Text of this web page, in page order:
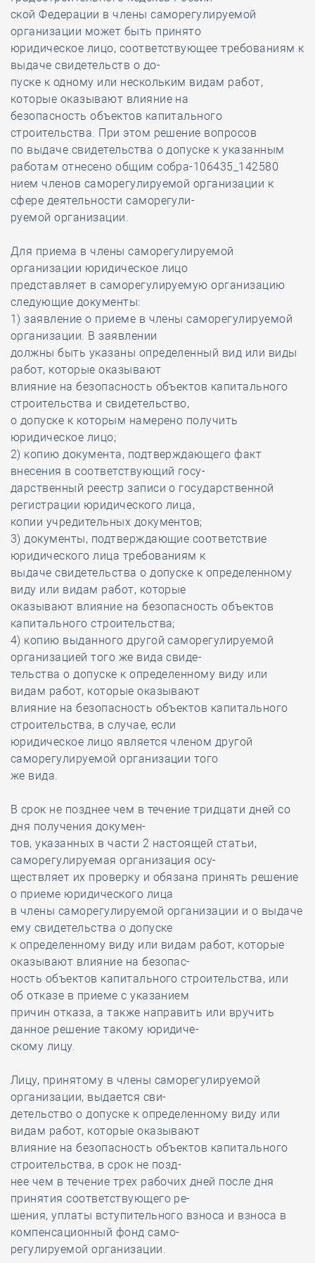
ской Федерации в члены саморегулируемой
организации может быть принято
юридическое лицо, соответствующее требованиям к
выдаче свидетельств о до-
пуске к одному или нескольким видам работ,
которые оказывают влияние на
безопасность объектов капитального
строительства. При этом решение вопросов
по выдаче свидетельства о допуске к указанным
работам отнесено общим собра-106435_142580
нием членов саморегулируемой организации к
сфере деятельности саморегули-
руемой организации.
Для приема в члены саморегулируемой
организации юридическое лицо
представляет в саморегулируемую организацию
следующие документы:
1) заявление о приеме в члены саморегулируемой
организации. В заявлении
должны быть указаны определенный вид или виды
работ, которые оказывают
влияние на безопасность объектов капитального
строительства и свидетельство,
о допуске к которым намерено получить
юридическое лицо;
2) копию документа, подтверждающего факт
внесения в соответствующий госу-
дарственный реестр записи о государственной
регистрации юридического лица,
копии учредительных документов;
3) документы, подтверждающие соответствие
юридического лица требованиям к
выдаче свидетельства о допуске к определенному
виду или видам работ, которые
оказывают влияние на безопасность объектов
капитального строительства;
4) копию выданного другой саморегулируемой
организацией того же вида свиде-
тельства о допуске к определенному виду или
видам работ, которые оказывают
влияние на безопасность объектов капитального
строительства, в случае, если
юридическое лицо является членом другой
саморегулируемой организации того
же вида.
В срок не позднее чем в течение тридцати дней со
дня получения докумен-
тов, указанных в части 2 настоящей статьи,
саморегулируемая организация осу-
ществляет их проверку и обязана принять решение
о приеме юридического лица
в члены саморегулируемой организации и о выдаче
ему свидетельства о допуске
к определенному виду или видам работ, которые
оказывают влияние на безопас-
ность объектов капитального строительства, или
об отказе в приеме с указанием
причин отказа, а также направить или вручить
данное решение такому юридиче-
скому лицу.
Лицу, принятому в члены саморегулируемой
организации, выдается сви-
детельство о допуске к определенному виду или
видам работ, которые оказывают
влияние на безопасность объектов капитального
строительства, в срок не позд-
нее чем в течение трех рабочих дней после дня
принятия соответствующего ре-
шения, уплаты вступительного взноса и взноса в
компенсационный фонд само-
регулируемой организации.